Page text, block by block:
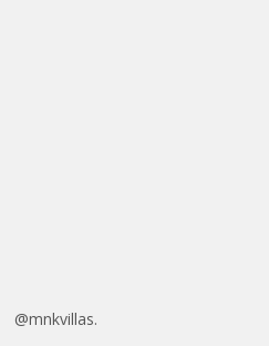
@mnkvillas.